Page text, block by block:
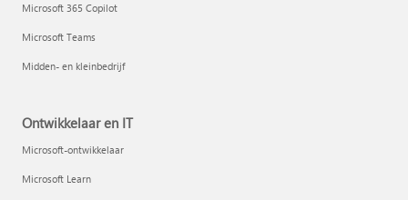
Microsoft 365 Copilot
Microsoft Teams
Midden- en kleinbedrijf
Ontwikkelaar en IT
Microsoft-ontwikkelaar
Microsoft Learn